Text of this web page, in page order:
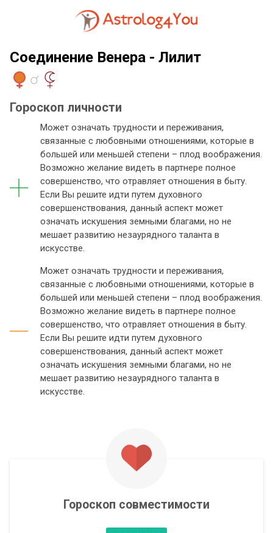
Соединение Венера - Лилит
Гороскоп личности
Может означать трудности и переживания,
связанные с любовными отношениями, которые в
большей или меньшей степени – плод воображения.
Возможно желание видеть в партнере полное
совершенство, что отравляет отношения в быту.
Если Вы решите идти путем духовного
совершенствования, данный аспект может
означать искушения земными благами, но не
мешает развитию незаурядного таланта в
искусстве.
Может означать трудности и переживания,
связанные с любовными отношениями, которые в
большей или меньшей степени – плод воображения.
Возможно желание видеть в партнере полное
совершенство, что отравляет отношения в быту.
Если Вы решите идти путем духовного
совершенствования, данный аспект может
означать искушения земными благами, но не
мешает развитию незаурядного таланта в
искусстве.
Гороскоп совместимости